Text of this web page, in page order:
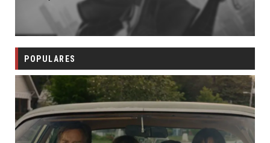
POPULARES